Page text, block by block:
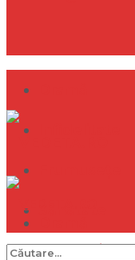
Internațional